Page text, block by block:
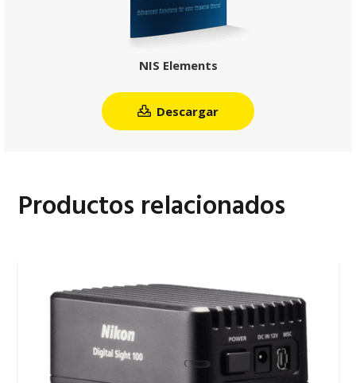
NIS Elements
Descargar
Productos relacionados